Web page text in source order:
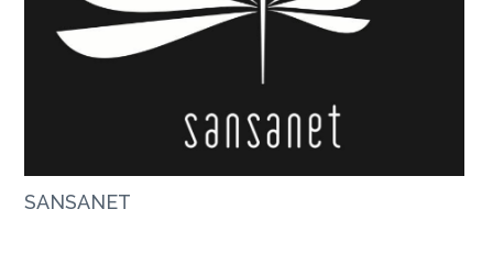
SANSANET